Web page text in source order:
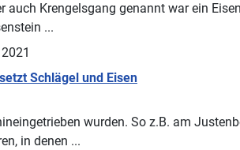
auch Krengelsgang genannt war ein
...
Schlägel und Eisen
wurden. So z.B. am
in denen ...